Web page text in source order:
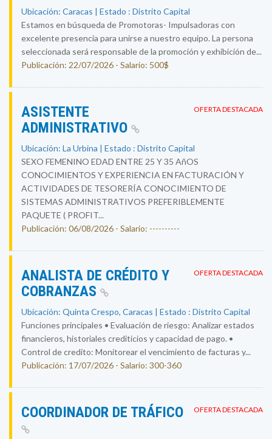
Ubicación: Caracas | Estado : Distrito Capital
Estamos en búsqueda de Promotoras- Impulsadoras con
excelente presencia para unirse a nuestro equipo. La persona
seleccionada será responsable de la promoción y exhibición de...
Publicación: 22/07/2026 - Salario: 500$
OFERTA DESTACADA
ASISTENTE
ADMINISTRATIVO
Ubicación: La Urbina | Estado : Distrito Capital
SEXO FEMENINO EDAD ENTRE 25 Y 35 AñOS
CONOCIMIENTOS Y EXPERIENCIA EN FACTURACIÓN Y
ACTIVIDADES DE TESORERÍA CONOCIMIENTO DE
SISTEMAS ADMINISTRATIVOS PREFERIBLEMENTE
PAQUETE ( PROFIT...
Publicación: 06/08/2026 - Salario: ----------
OFERTA DESTACADA
ANALISTA DE CRÉDITO Y
COBRANZAS
Ubicación: Quinta Crespo, Caracas | Estado : Distrito Capital
Funciones principales • Evaluación de riesgo: Analizar estados
financieros, historiales crediticios y capacidad de pago. •
Control de credito: Monitorear el vencimiento de facturas y...
Publicación: 17/07/2026 - Salario: 300-360
OFERTA DESTACADA
COORDINADOR DE TRÁFICO